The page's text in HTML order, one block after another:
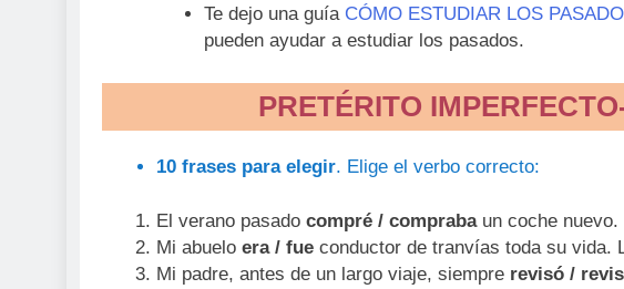
Te dejo una guía CÓMO ESTUDIAR LOS
pueden ayudar a estudiar los pasados.
PRETÉRITO
10 frases para elegir. Elige el verbo correcto:
El verano pasado compré / comprabaun coche nuevo.
Mi abuelo era / fueconductor de tranvías toda su vida.
Mi padre, antes de un largo viaje, siempre revisó /